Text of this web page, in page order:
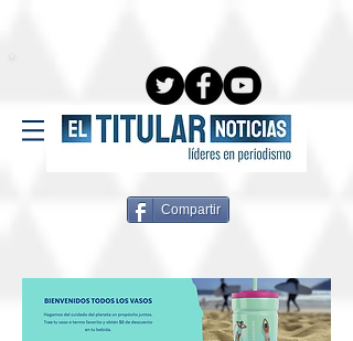
Compartir